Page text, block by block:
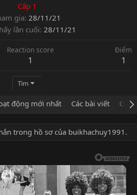
Cấp 1
gia 28/11/21
lần cuối 28/11/21
Reaction score
1
Điểm
1
Tìm
động mới nhất Các bài viết Giới
trong hồ sơ của buikhachuy1991.